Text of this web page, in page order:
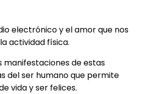
electrónico y el amor que nos
actividad física.
manifestaciones de estas
del ser humano que permite
vida y ser felices.